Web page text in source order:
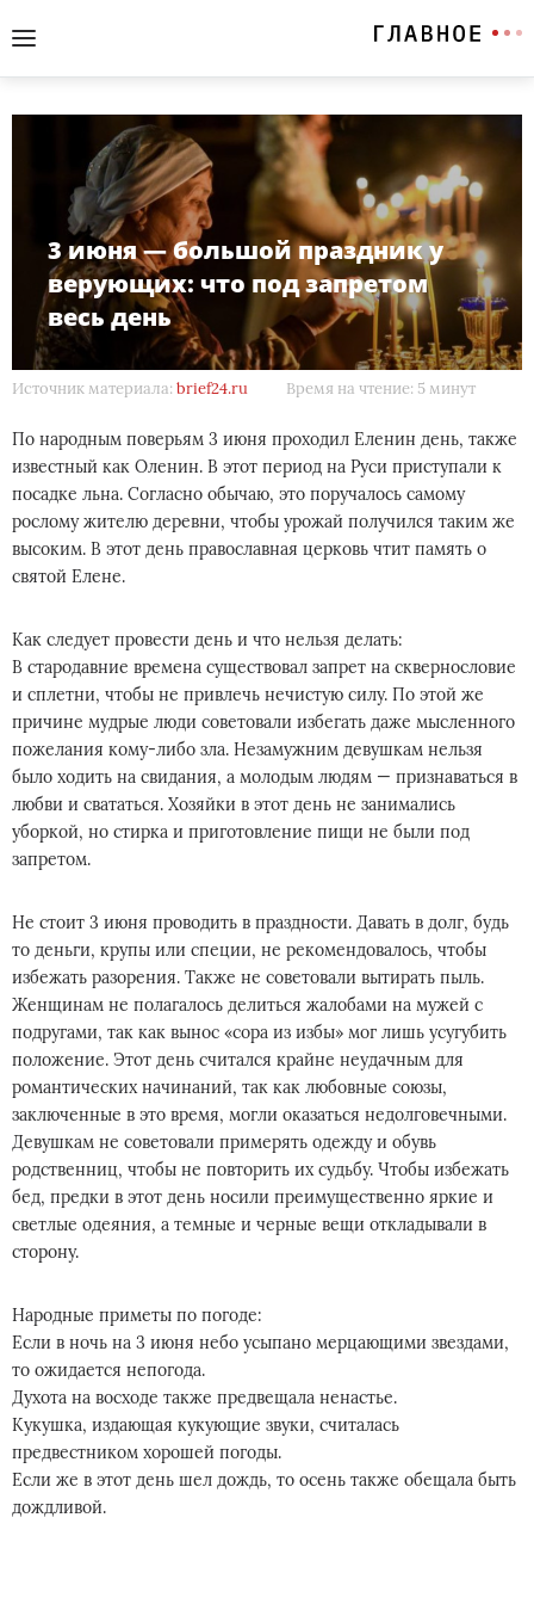
3 июня — большой праздник у
верующих: что под запретом
весь день
Источник материала: brief24.ru Время на чтение: 5 минут
По народным поверьям 3 июня проходил Еленин день, также
известный как Оленин. В этот период на Руси приступали к
посадке льна. Согласно обычаю, это поручалось самому
рослому жителю деревни, чтобы урожай получился таким же
высоким. В этот день православная церковь чтит память о
святой Елене.
Как следует провести день и что нельзя делать:
В стародавние времена существовал запрет на сквернословие
и сплетни, чтобы не привлечь нечистую силу. По этой же
причине мудрые люди советовали избегать даже мысленного
пожелания кому-либо зла. Незамужним девушкам нельзя
было ходить на свидания, а молодым людям — признаваться в
любви и свататься. Хозяйки в этот день не занимались
уборкой, но стирка и приготовление пищи не были под
запретом.
Не стоит 3 июня проводить в праздности. Давать в долг, будь
то деньги, крупы или специи, не рекомендовалось, чтобы
избежать разорения. Также не советовали вытирать пыль.
Женщинам не полагалось делиться жалобами на мужей с
подругами, так как вынос «сора из избы» мог лишь усугубить
положение. Этот день считался крайне неудачным для
романтических начинаний, так как любовные союзы,
заключенные в это время, могли оказаться недолговечными.
Девушкам не советовали примерять одежду и обувь
родственниц, чтобы не повторить их судьбу. Чтобы избежать
бед, предки в этот день носили преимущественно яркие и
светлые одеяния, а темные и черные вещи откладывали в
сторону.
Народные приметы по погоде:
Если в ночь на 3 июня небо усыпано мерцающими звездами,
то ожидается непогода.
Духота на восходе также предвещала ненастье.
Кукушка, издающая кукующие звуки, считалась
предвестником хорошей погоды.
Если же в этот день шел дождь, то осень также обещала быть
дождливой.